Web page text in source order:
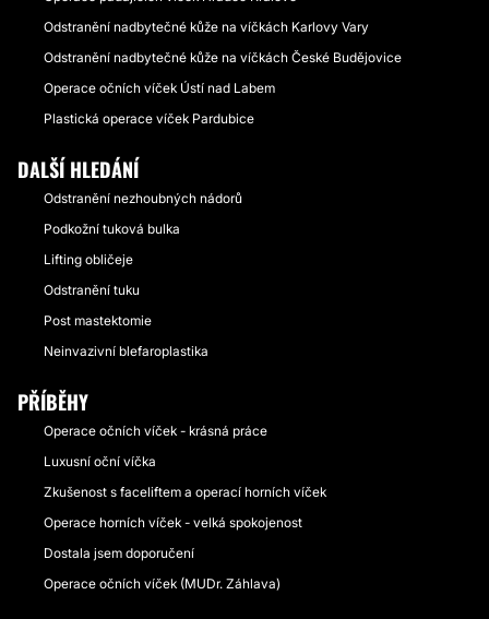
Odstranění nadbytečné kůže na víčkách Karlovy Vary
Odstranění nadbytečné kůže na víčkách České Budějovice
Operace očních víček Ústí nad Labem
Plastická operace víček Pardubice
DALŠÍ HLEDÁNÍ
Odstranění nezhoubných nádorů
Podkožní tuková bulka
Lifting obličeje
Odstranění tuku
Post mastektomie
Neinvazivní blefaroplastika
PŘÍBĚHY
Operace očních víček - krásná práce
Luxusní oční víčka
Zkušenost s faceliftem a operací horních víček
Operace horních víček - velká spokojenost
Dostala jsem doporučení
Operace očních víček (MUDr. Záhlava)